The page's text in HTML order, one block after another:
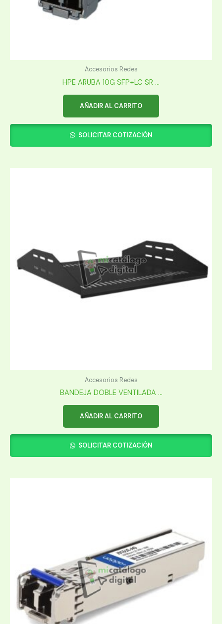
Accesorios Redes
HPE ARUBA 10G SFP+LC SR ...
AÑADIR AL CARRITO
SOLICITAR COTIZACIÓN
Accesorios Redes
BANDEJA DOBLE VENTILADA ...
AÑADIR AL CARRITO
SOLICITAR COTIZACIÓN